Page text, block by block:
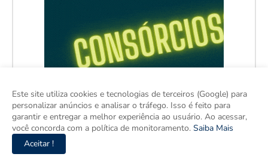
Este site utiliza cookies e tecnologias de terceiros (Google) para
personalizar anúncios e analisar o tráfego. Isso é feito para
garantir e entregar a melhor experiência ao usuário. Ao acessar,
você concorda com a política de monitoramento. Saiba Mais
Aceitar !